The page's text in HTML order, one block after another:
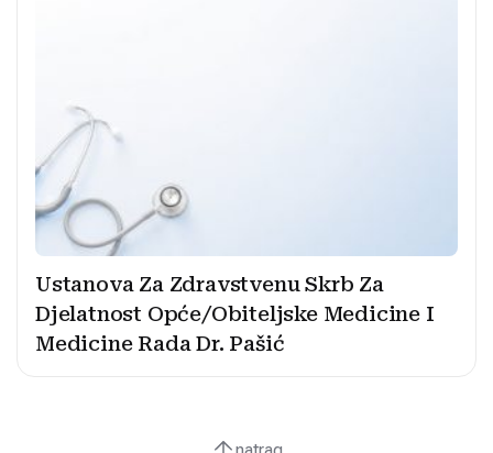
Ustanova Za Zdravstvenu Skrb Za
Djelatnost Opće/Obiteljske Medicine I
Medicine Rada Dr. Pašić